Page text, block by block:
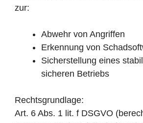
zur:
Abwehr von Angriffen
Erkennung von
Sicherstellung eines
sicheren Betriebs
Rechtsgrundlage:
Art. 6 Abs. 1 lit. f DSGVO